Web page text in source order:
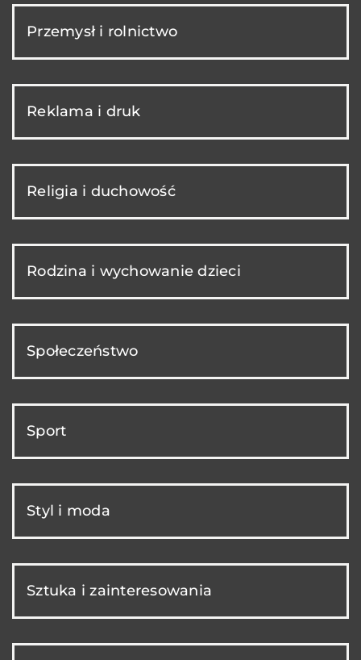
Przemysł i rolnictwo
Reklama i druk
Religia i duchowość
Rodzina i wychowanie dzieci
Społeczeństwo
Sport
Styl i moda
Sztuka i zainteresowania